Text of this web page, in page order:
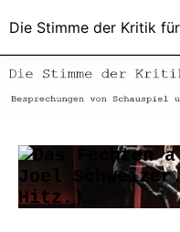
Die Stimme der Kritik